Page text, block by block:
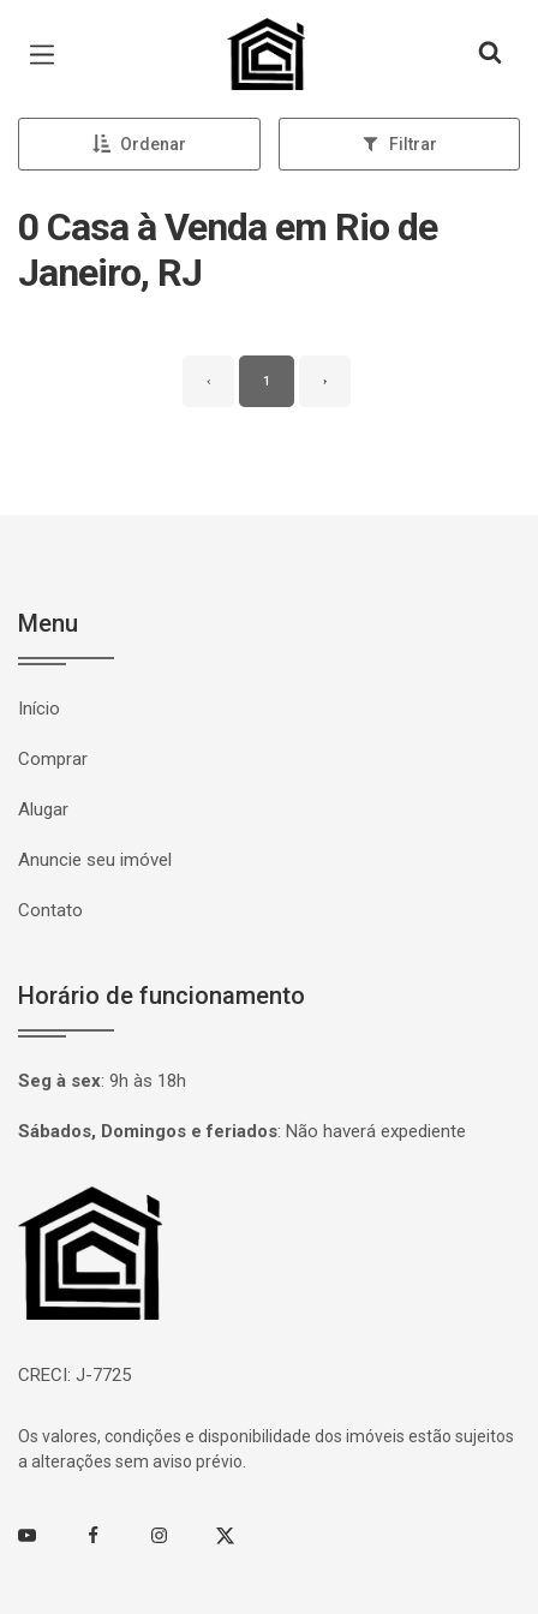
Página inicial
Ordenar Filtrar
0 Casa à Venda em Rio de
Janeiro, RJ
‹ 1 ›
Menu
Início
Comprar
Alugar
Anuncie seu imóvel
Contato
Horário de funcionamento
Seg à sex: 9h às 18h
Sábados, Domingos e feriados: Não haverá expediente
Página inicial
CRECI: J-7725
Os valores, condições e disponibilidade dos imóveis estão sujeitos
a alterações sem aviso prévio.
Youtube FacebookInstagramTwitter